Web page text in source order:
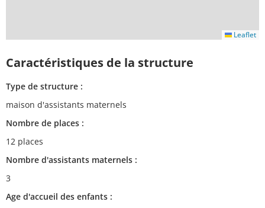
Leaflet
Caractéristiques de la structure
Type de structure :
maison d'assistants maternels
Nombre de places :
12 places
Nombre d'assistants maternels :
3
Age d'accueil des enfants :